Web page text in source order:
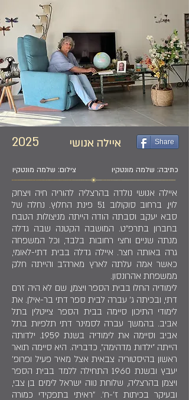
2025 Share איילה אנושי
צילום: שלמה מונטקיו כתיבה: שלמה מונטקיו
איילה אנושי נולדה בהרצליה להוריה חיה ויצחק
לוין, ברחוב סוקולוב 51 פינת החלוץ. נחלה של
סבא יעקב וסבתה הודה הייתה מניצולות הטבח
בחברון בתרפ"ט. המושבה הקטנה שבה גדלה
מנתה שניים וחצי רחובות בלבד, וכל המשפחה
גרה באותה חצר. איילה גדלה בבית דתי-לאומי,
כאשר אמה עלתה לארץ מארה"ב והייתה חלק
ממשפחת אהרונסון.
לימודיה החלו בבית הספר ויצמן, שם לא היה זרם
דתי, ובכיתה ג' עברה לבית ספר דתי בר-אילן. את
לימודי התיכון סיימה בבית הספר צייטלין בתל
אביב. בהמשך עברה לסמינר דתי תלפיות בתל
אביב וסיימה את לימודיה בשנת 1959. ילדותה
הייתה "ילדות מדהימה", כדבריה. היא סיימה תואר
ראשון בהיסטוריה צבאית אצל מאיר פעיל ופרופ'
יעבץ ובשנת 1960 התחילה ללמד בבית הספר
ויצמן בהרצליה, שלוחת נווה ישראל לימים בן צבי,
ובעיקר בכיתות ז'-ח'. "ראיתי בתפקידי כמורה